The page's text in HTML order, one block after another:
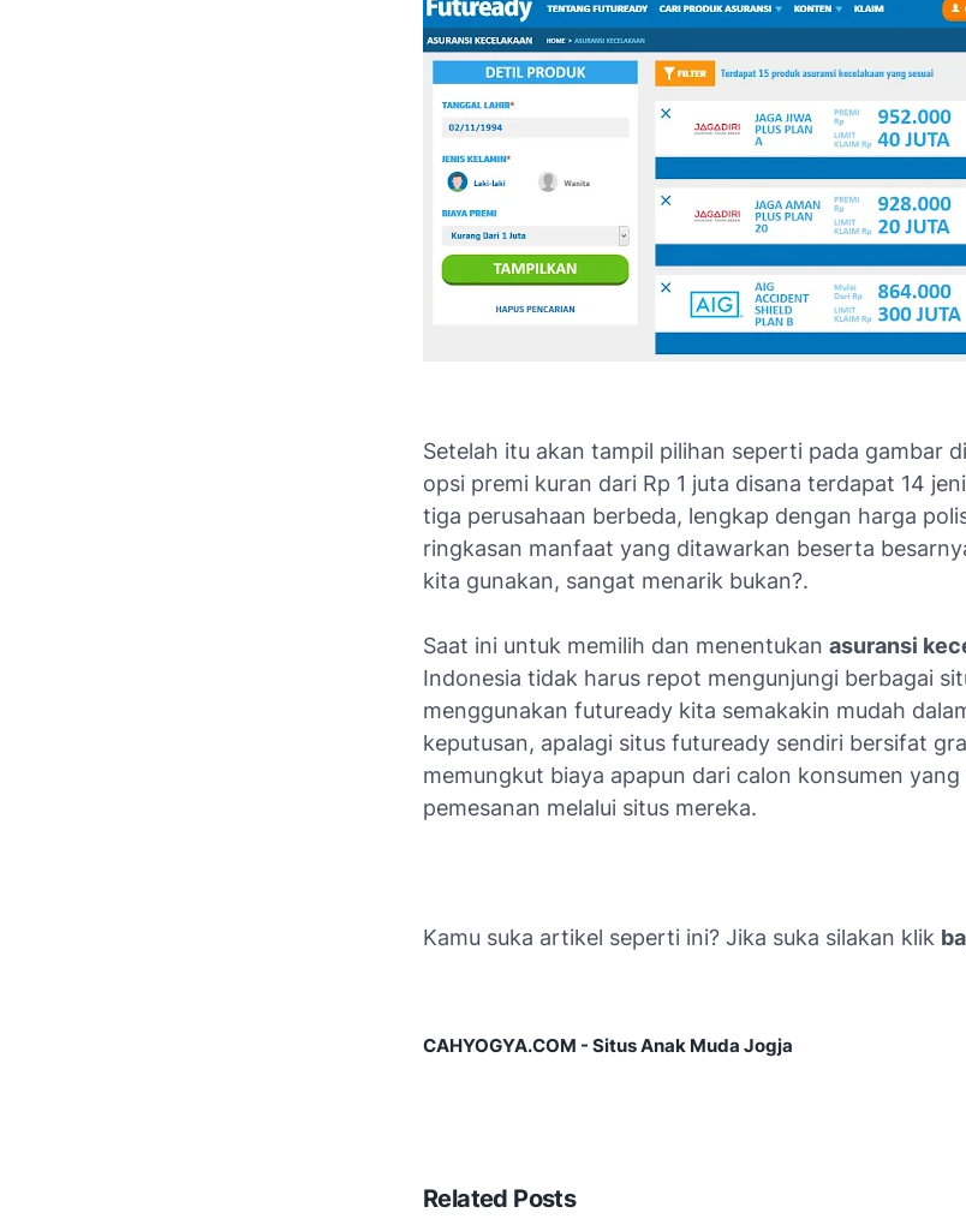
Setelah itu akan tampil pilihan seperti pada gambar
opsi premi kuran dari Rp 1 juta disana terdapat 14
tiga perusahaan berbeda, lengkap dengan harga
ringkasan manfaat yang ditawarkan beserta
kita gunakan, sangat menarik bukan?.
Saat ini untuk memilih dan menentukan asuransi
Indonesia tidak harus repot mengunjungi berbagai
menggunakan futuready kita semakakin mudah
keputusan, apalagi situs futuready sendiri bersifat
memungkut biaya apapun dari calon konsumen yang
pemesanan melalui situs mereka.
Kamu suka artikel seperti ini? Jika suka silakan klik
CAHYOGYA.COM - Situs Anak Muda Jogja
Related Posts